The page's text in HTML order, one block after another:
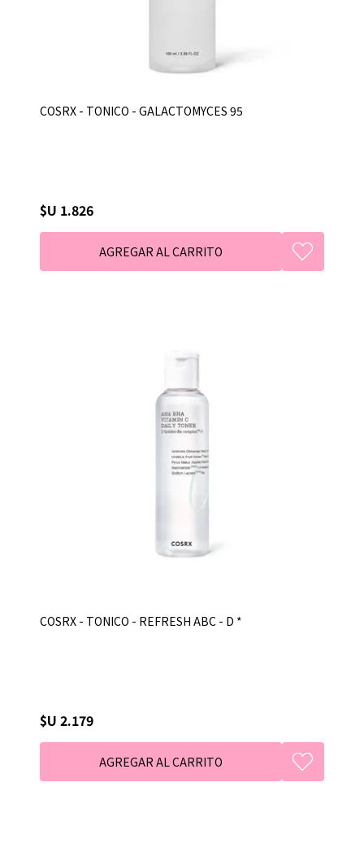
COSRX - TONICO - GALACTOMYCES 95
$U 1.826
COSRX - TONICO - REFRESH ABC - D *
$U 2.179